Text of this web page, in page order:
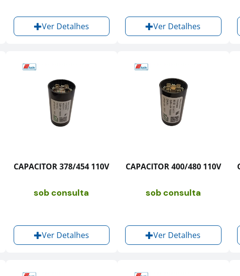
Ver Detalhes Ver Detalhes
CAPACITOR 378/454 110V
sob consulta
Ver Detalhes
CAPACITOR 400/480 110V
sob consulta
Ver Detalhes